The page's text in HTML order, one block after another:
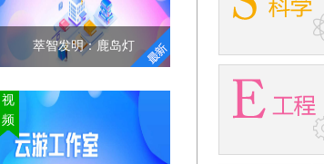
"
萃智发明：鹿岛灯
萃智发明：鹿岛灯
创客空间常规活动
《鹿岛灯》，从酸
视
频